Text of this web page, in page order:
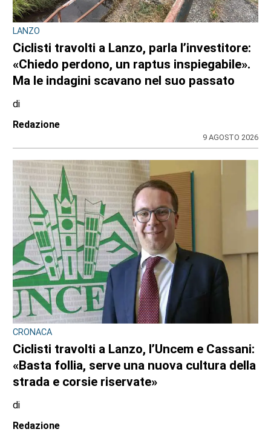
LANZO
Ciclisti travolti a Lanzo, parla l’investitore:
«Chiedo perdono, un raptus inspiegabile».
Ma le indagini scavano nel suo passato
di
Redazione
9 AGOSTO 2026
CRONACA
Ciclisti travolti a Lanzo, l’Uncem e Cassani:
«Basta follia, serve una nuova cultura della
strada e corsie riservate»
di
Redazione